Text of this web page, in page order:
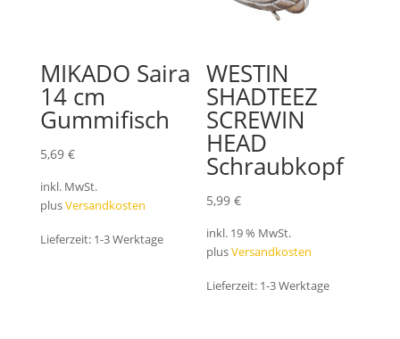
MIKADO Saira
14 cm
Gummifisch
5,69 €
inkl. MwSt.
plusVersandkosten
Lieferzeit: 1-3 Werktage
WESTIN
SHADTEEZ
SCREWIN
HEAD
Schraubkopf
5,99€
inkl. 19 % MwSt.
plusVersandkosten
Lieferzeit: 1-3 Werktage